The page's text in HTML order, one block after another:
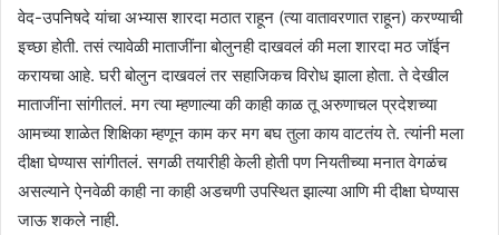
वेद-उपनिषदे यांचा अभ्यास शारदा मठात राहून (त्या वातावरणात राहून) करण्याची
इच्छा होती. तसं त्यावेळी माताजींना बोलुनही दाखवलं की मला शारदा मठ जॉईन
करायचा आहे. घरी बोलुन दाखवलं तर सहाजिकच विरोध झाला होता. ते देखील
माताजींना सांगीतलं. मग त्या म्हणाल्या की काही काळ तू अरुणाचल प्रदेशच्या
आमच्या शाळेत शिक्षिका म्हणून काम कर मग बघ तुला काय वाटतंय ते. त्यांनी मला
दीक्षा घेण्यास सांगीतलं. सगळी तयारीही केली होती पण नियतीच्या मनात वेगळंच
असल्याने ऐनवेळी काही ना काही अडचणी उपस्थित झाल्या आणि मी दीक्षा घेण्यास
जाऊ शकले नाही.